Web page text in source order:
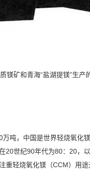
矿和青海“盐湖提镁”生
吨，中国是世界轻烧氧化
世纪90年代为80：20，
轻烧氧化镁（CCM）用